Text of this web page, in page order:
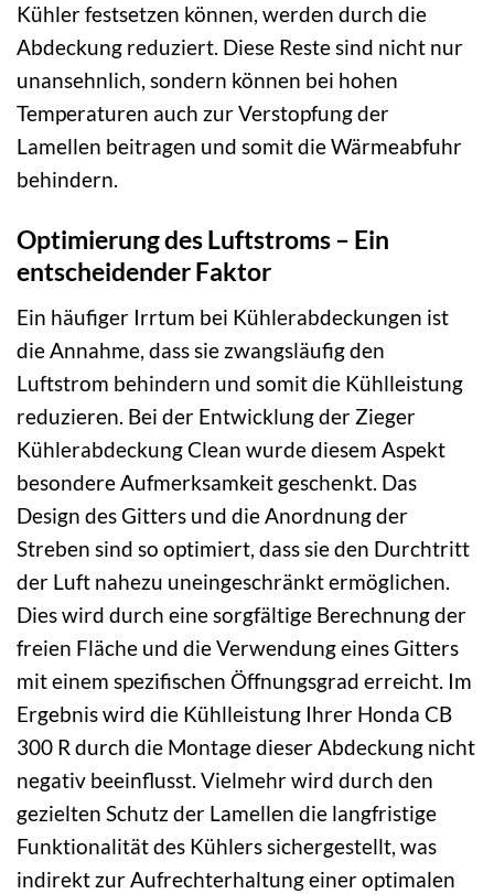
Kühler festsetzen können, werden durch die
Abdeckung reduziert. Diese Reste sind nicht nur
unansehnlich, sondern können bei hohen
Temperaturen auch zur Verstopfung der
Lamellen beitragen und somit die Wärmeabfuhr
behindern.
Optimierung des Luftstroms – Ein
entscheidender Faktor
Ein häufiger Irrtum bei Kühlerabdeckungen ist
die Annahme, dass sie zwangsläufig den
Luftstrom behindern und somit die Kühlleistung
reduzieren. Bei der Entwicklung der Zieger
Kühlerabdeckung Clean wurde diesem Aspekt
besondere Aufmerksamkeit geschenkt. Das
Design des Gitters und die Anordnung der
Streben sind so optimiert, dass sie den Durchtritt
der Luft nahezu uneingeschränkt ermöglichen.
Dies wird durch eine sorgfältige Berechnung der
freien Fläche und die Verwendung eines Gitters
mit einem spezifischen Öffnungsgrad erreicht. Im
Ergebnis wird die Kühlleistung Ihrer Honda CB
300 R durch die Montage dieser Abdeckung nicht
negativ beeinflusst. Vielmehr wird durch den
gezielten Schutz der Lamellen die langfristige
Funktionalität des Kühlers sichergestellt, was
indirekt zur Aufrechterhaltung einer optimalen